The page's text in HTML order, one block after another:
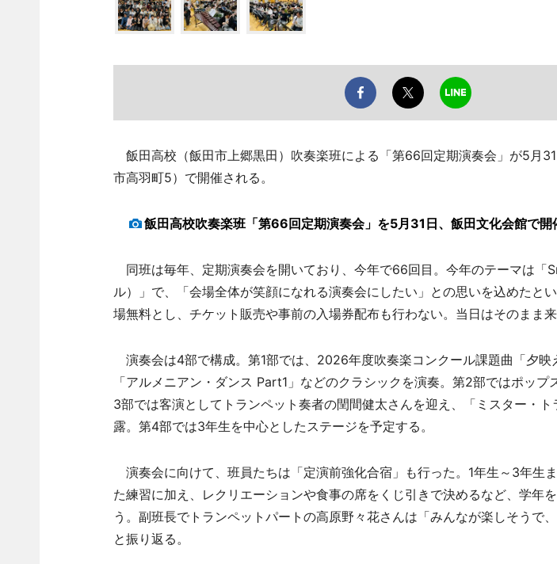
飯田高校（飯田市上郷黒田）吹奏楽班による「第66回定期演奏会」が5月
市高羽町5）で開催される。
飯田高校吹奏楽班「第66回定期演奏会」を5月31日、飯田文化会館で開
同班は毎年、定期演奏会を開いており、今年で66回目。今年のテーマは「
ル）」で、「会場全体が笑顔になれる演奏会にしたい」との思いを込めたと
場無料とし、チケット販売や事前の入場券配布も行わない。当日はそのまま来
演奏会は4部で構成。第1部では、2026年度吹奏楽コンクール課題曲「夕映
「アルメニアン・ダンス Part1」などのクラシックを演奏。第2部ではポップ
3部では客演としてトランペット奏者の閏間健太さんを迎え、「ミスター・
露。第4部では3年生を中心としたステージを予定する。
演奏会に向けて、班員たちは「定演前強化合宿」も行った。1年生～3年生
た練習に加え、レクリエーションや食事の席をくじ引きで決めるなど、学年
う。副班長でトランペットパートの高原野々花さんは「みんなが楽しそうで
と振り返る。